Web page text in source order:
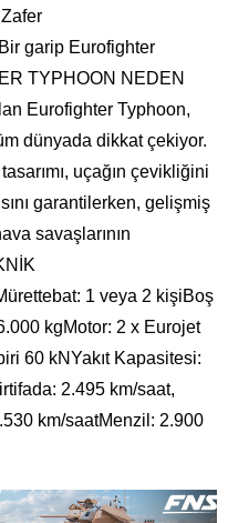
garip Eurofighter
TYPHOON NEDEN
Eurofighter Typhoon,
dünyada dikkat çekiyor.
uçağın çevikliğini
garantilerken, gelişmiş
savaşlarının
1 veya 2 kişiBoş
kgMotor: 2 x Eurojet
60 kNYakıt Kapasitesi:
2.495 km/saat,
km/saatMenzil: 2.900